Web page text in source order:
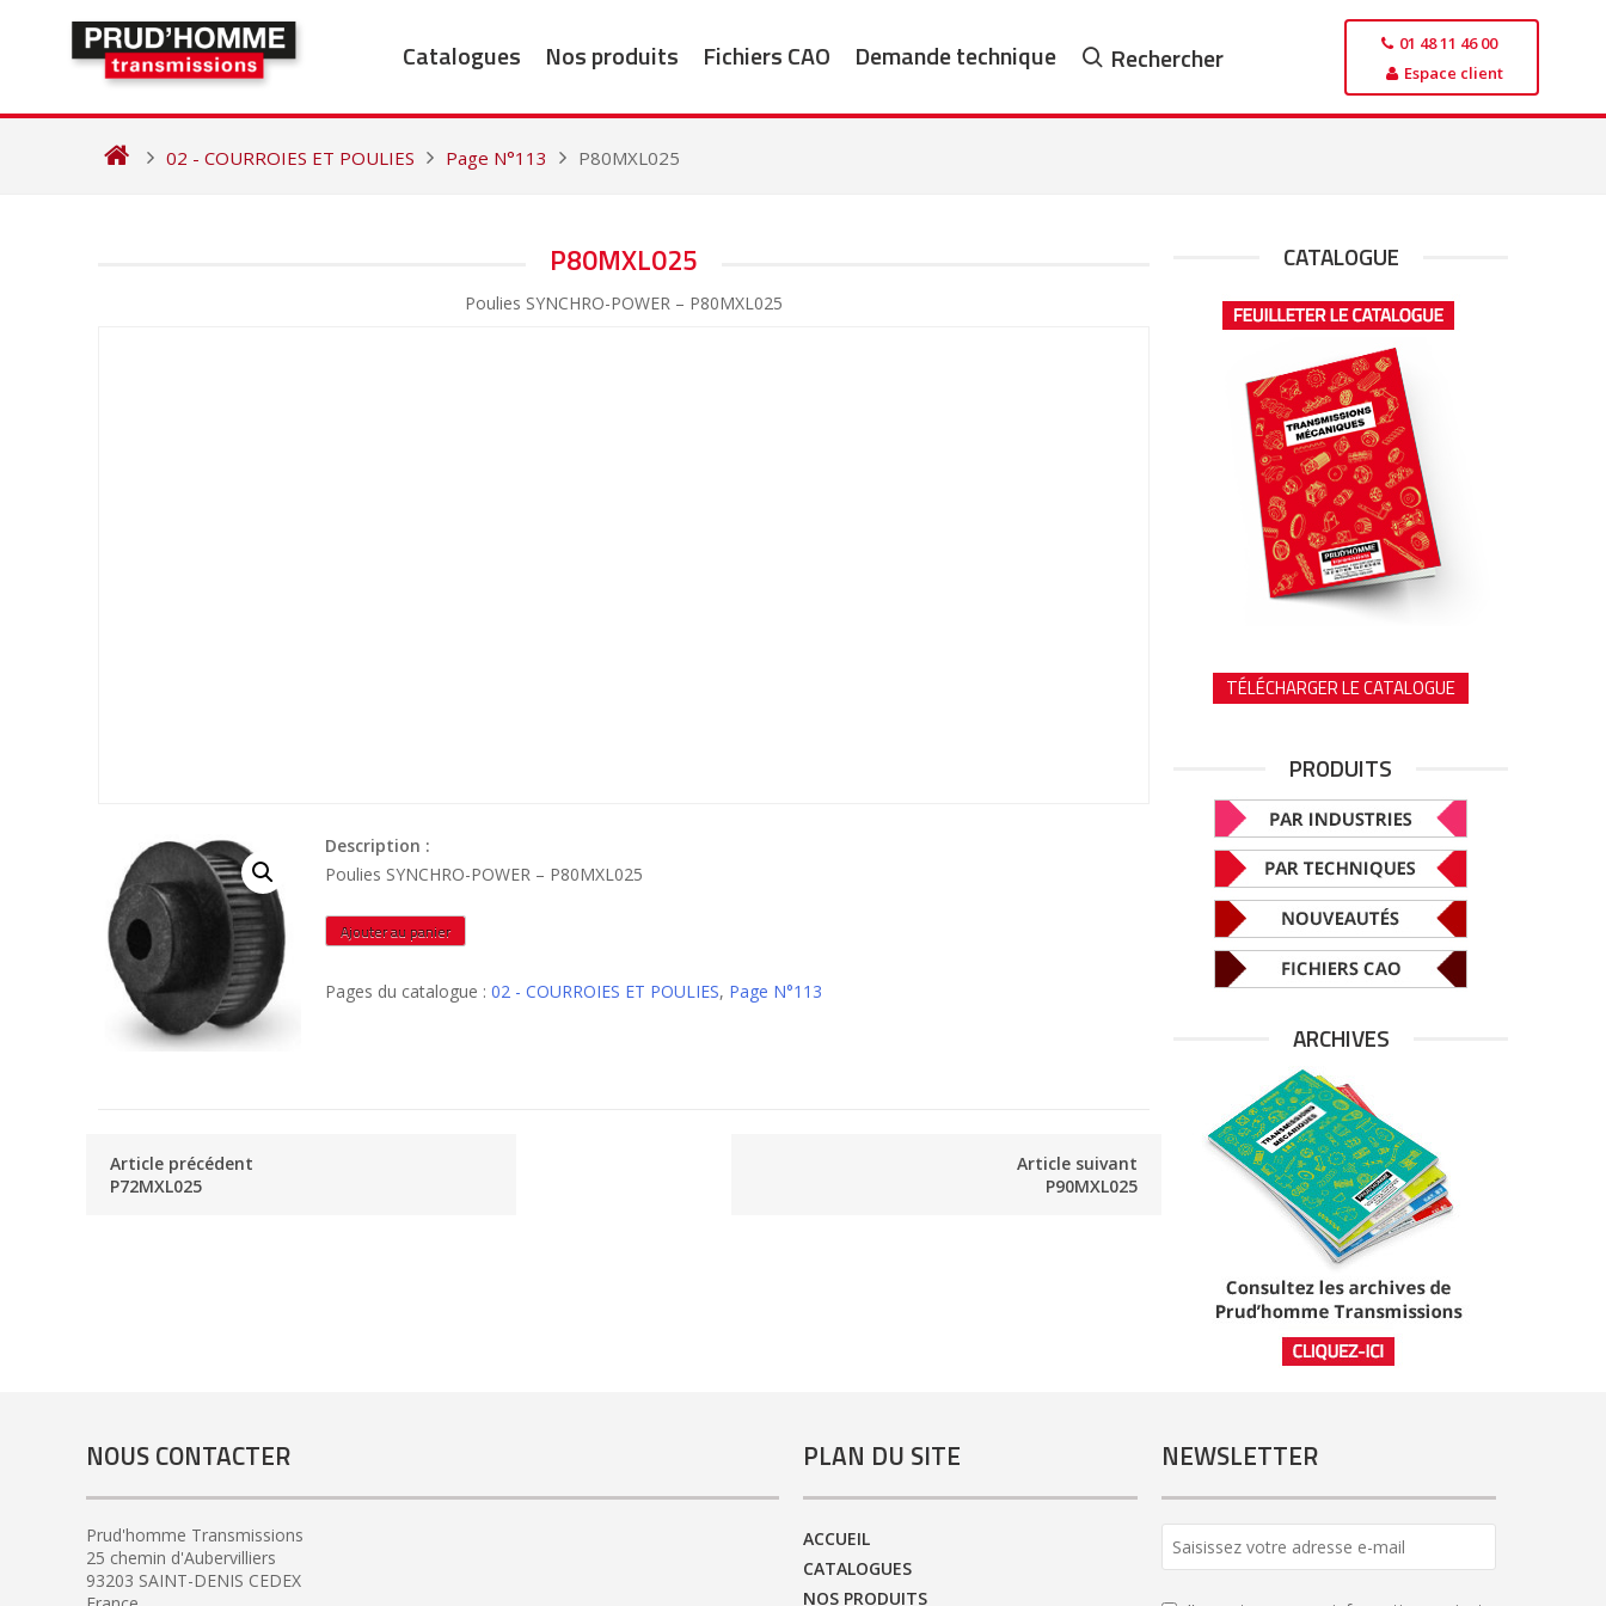
Catalogues Nos produits Fichiers CAO Demande technique Rechercher
01 48 11 46 00
Espace client
02 - COURROIES ET POULIES Page N°113 P80MXL025
P80MXL025
Poulies SYNCHRO-POWER – P80MXL025
Description :
Poulies SYNCHRO-POWER – P80MXL025
quantité
de
Ajouter au panier
Pages du catalogue : 02 - COURROIES ET POULIES, Page N°113
Article précédent
P72MXL025
Article suivant
P90MXL025
CATALOGUE
TÉLÉCHARGER LE CATALOGUE
PRODUITS
ARCHIVES
NOUS CONTACTER
Prud'homme Transmissions
25 chemin d'Aubervilliers
93203 SAINT-DENIS CEDEX
PLAN DU SITE
ACCUEIL
CATALOGUES
NOS PRODUITS
NEWSLETTER